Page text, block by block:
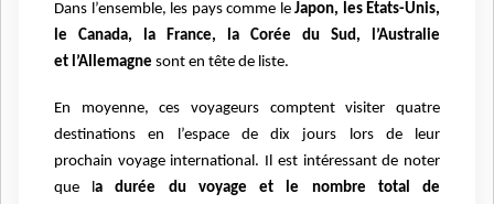
Dans l’ensemble, les pays comme leJapon, les Etats-Unis,
le Canada, la France, la Corée du Sud, l’Australie
et l’Allemagne sont en tête de liste.
En moyenne, ces voyageurs comptent visiter quatre
destinations en l’espace de dix jours lors de leur
prochain voyage international. Il est intéressant de noter
que la durée du voyage et le nombre total de